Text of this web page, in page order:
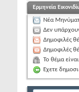
Ερμηνεία
Νέα
Δεν
Δημοφιλές
Δημοφιλές
Το θέμα
Εχετε